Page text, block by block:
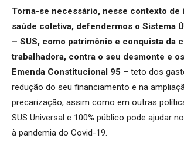
Torna-se necessário, nesse contexto de
saúde coletiva, defendermos o Sistema
– SUS, como patrimônio e conquista da
trabalhadora, contra o seu desmonte e
Emenda Constitucional 95 – teto dos
redução do seu financiamento e na
precarização, assim como em outras
SUS Universal e 100% público pode ajudar
à pandemia do Covid-19.